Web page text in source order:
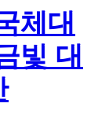
체대
빛 대